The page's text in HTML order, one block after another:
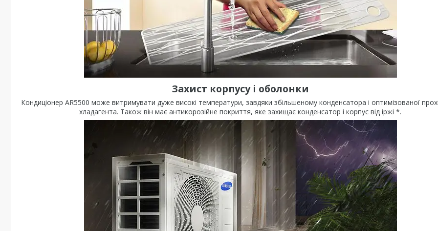
Захист корпусу і оболонки
Кондиціонер AR5500 може витримувати дуже високі температури, завдяки збільшеному конденсатора і оптимізованої
хладагента. Також він має антикорозійне покриття, яке захищає конденсатор і корпус від іржі *.